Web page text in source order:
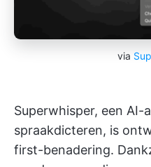
via
Superwhisper, een
spraakdicteren, is
first-benadering.